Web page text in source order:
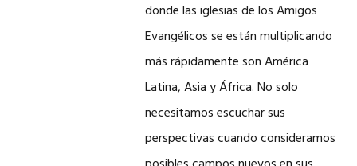
donde las iglesias de los Amigos
Evangélicos se están multiplicando
más rápidamente son América
Latina, Asia y África. No solo
necesitamos escuchar sus
perspectivas cuando consideramos